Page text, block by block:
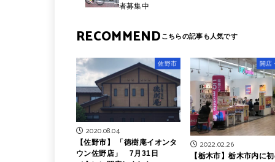
者募集中
RECOMMEND
佐野市
2020.08.04
【佐野市】 「徳樹庵イオンタ
ウン佐野店」 7月31日
開店
2022.02.26
【栃木市】栃木市内に